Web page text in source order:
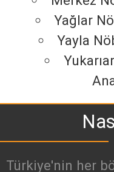
Yağlar
Yayla
Türkiye'nin her